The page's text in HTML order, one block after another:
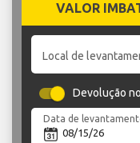
VALOR
Local de
Devolução
Data de